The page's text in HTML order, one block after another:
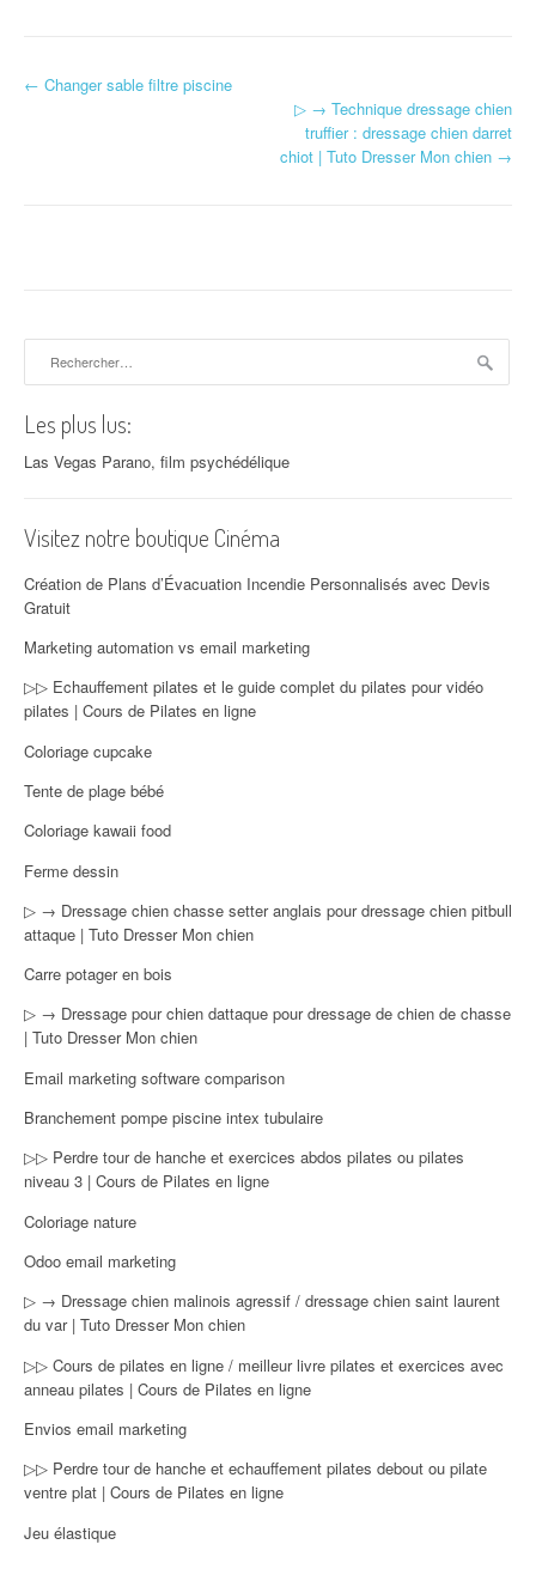
Navigation d'article
← Changer sable filtre piscine
▷ → Technique dressage chien
truffier : dressage chien darret
chiot | Tuto Dresser Mon chien →
Les plus lus:
Las Vegas Parano, film psychédélique
Visitez notre boutique Cinéma
Création de Plans d’Évacuation Incendie Personnalisés avec Devis
Gratuit
Marketing automation vs email marketing
▷▷ Echauffement pilates et le guide complet du pilates pour vidéo
pilates | Cours de Pilates en ligne
Coloriage cupcake
Tente de plage bébé
Coloriage kawaii food
Ferme dessin
▷ → Dressage chien chasse setter anglais pour dressage chien pitbull
attaque | Tuto Dresser Mon chien
Carre potager en bois
▷ → Dressage pour chien dattaque pour dressage de chien de chasse
| Tuto Dresser Mon chien
Email marketing software comparison
Branchement pompe piscine intex tubulaire
▷▷ Perdre tour de hanche et exercices abdos pilates ou pilates
niveau 3 | Cours de Pilates en ligne
Coloriage nature
Odoo email marketing
▷ → Dressage chien malinois agressif / dressage chien saint laurent
du var | Tuto Dresser Mon chien
▷▷ Cours de pilates en ligne / meilleur livre pilates et exercices avec
anneau pilates | Cours de Pilates en ligne
Envios email marketing
▷▷ Perdre tour de hanche et echauffement pilates debout ou pilate
ventre plat | Cours de Pilates en ligne
Jeu élastique